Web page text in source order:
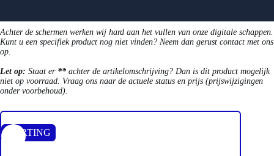
Achter de schermen werken wij hard aan het vullen van onze digitale schappen.
Kunt u een specifiek product nog niet vinden? Neem dan gerust contact met ons
op.
Let op: Staat er ** achter de artikelomschrijving? Dan is dit product mogelijk
niet op voorraad. Vraag ons naar de actuele status en prijs (prijswijzigingen
onder voorbehoud).
KORTING